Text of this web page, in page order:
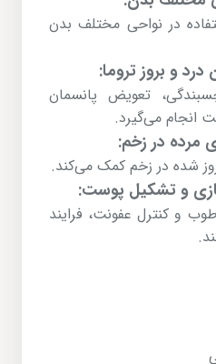
در نواحی مختلف بدن
و بروز تروما:
تعویض پانسمان
انجام می‌گیرد.
مرده در زخم:
شده در زخم کمک می‌کند.
و تشکیل پوست:
و کنترل عفونت، فرایند